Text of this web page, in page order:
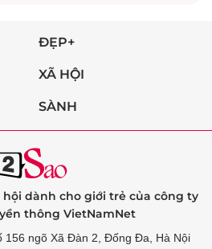
ĐẸP+
XÃ HỘI
SÀNH
dành cho giới trẻ của công ty
thông VietNamNet
156 ngõ Xã Đàn 2, Đống Đa, Hà Nội